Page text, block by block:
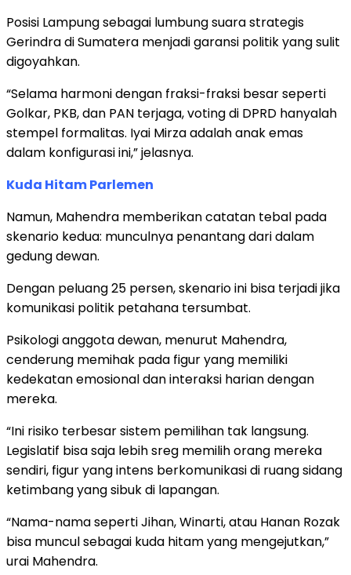
Posisi Lampung sebagai lumbung suara strategis
Gerindra di Sumatera menjadi garansi politik yang sulit
digoyahkan.
“Selama harmoni dengan fraksi-fraksi besar seperti
Golkar, PKB, dan PAN terjaga, voting di DPRD hanyalah
stempel formalitas. Iyai Mirza adalah anak emas
dalam konfigurasi ini,” jelasnya.
Kuda Hitam Parlemen
Namun, Mahendra memberikan catatan tebal pada
skenario kedua: munculnya penantang dari dalam
gedung dewan.
Dengan peluang 25 persen, skenario ini bisa terjadi jika
komunikasi politik petahana tersumbat.
Psikologi anggota dewan, menurut Mahendra,
cenderung memihak pada figur yang memiliki
kedekatan emosional dan interaksi harian dengan
mereka.
“Ini risiko terbesar sistem pemilihan tak langsung.
Legislatif bisa saja lebih sreg memilih orang mereka
sendiri, figur yang intens berkomunikasi di ruang sidang
ketimbang yang sibuk di lapangan.
“Nama-nama seperti Jihan, Winarti, atau Hanan Rozak
bisa muncul sebagai kuda hitam yang mengejutkan,”
urai Mahendra.